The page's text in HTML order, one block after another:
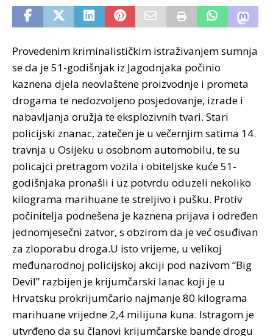
Provedenim kriminalističkim istraživanjem sumnja
se da je 51-godišnjak iz Jagodnjaka počinio
kaznena djela neovlaštene proizvodnje i prometa
drogama te nedozvoljeno posjedovanje, izrade i
nabavljanja oružja te eksplozivnih tvari. Stari
policijski znanac, zatečen je u večernjim satima 14.
travnja u Osijeku u osobnom automobilu, te su
policajci pretragom vozila i obiteljske kuće 51-
godišnjaka pronašli i uz potvrdu oduzeli nekoliko
kilograma marihuane te streljivo i pušku. Protiv
počinitelja podnešena je kaznena prijava i određen
jednomjesečni zatvor, s obzirom da je već osuđivan
za zloporabu droga.U isto vrijeme, u velikoj
međunarodnoj policijskoj akciji pod nazivom “Big
Devil” razbijen je krijumčarski lanac koji je u
Hrvatsku prokrijumčario najmanje 80 kilograma
marihuane vrijedne 2,4 milijuna kuna. Istragom je
utvrđeno da su članovi krijumčarske bande drogu